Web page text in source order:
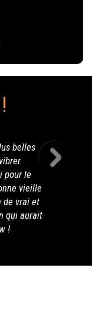
belles
pour le
vieille
de vrai et
qui aurait
!